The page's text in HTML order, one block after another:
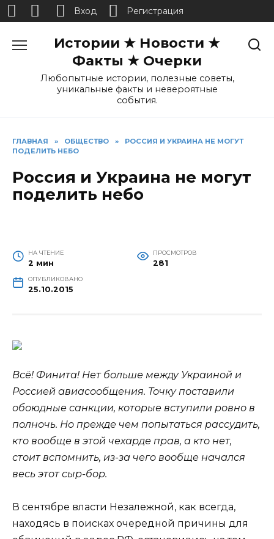
Истории ★ Новости ★
Факты ★ Очерки
Любопытные истории, полезные советы,
уникальные факты и невероятные
события.
ГЛАВНАЯ » ОБЩЕСТВО »
РОССИЯ И УКРАИНА НЕ МОГУТ
ПОДЕЛИТЬ НЕБО
Россия и Украина не могут
поделить небо
НА ЧТЕНИЕ
2 мин
ПРОСМОТРОВ
281
ОПУБЛИКОВАНО
25.10.2015
Всё! Финита! Нет больше между Украиной и
Россией авиасообщения. Точку поставили
обоюдные санкции, которые вступили ровно в
полночь. Но прежде чем попытаться рассудить,
кто вообще в этой чехарде прав, а кто нет,
стоит вспомнить, из-за чего вообще начался
весь этот сыр-бор.
В сентябре власти Незалежной, как всегда,
находясь в поисках очередной причины для
Вход Регистрация